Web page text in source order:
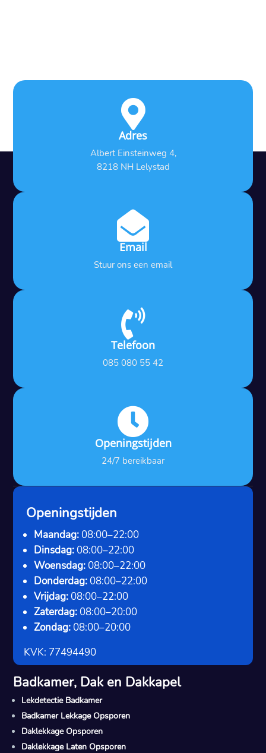

Adres
Albert Einsteinweg 4,
8218 NH Lelystad

Email
Stuur ons een email

Telefoon
085 080 55 42

Openingstijden
24/7 bereikbaar
Openingstijden
Maandag: 08:00–22:00
Dinsdag: 08:00–22:00
Woensdag: 08:00–22:00
Donderdag: 08:00–22:00
Vrijdag: 08:00–22:00
Zaterdag: 08:00–20:00
Zondag: 08:00–20:00
KVK: 77494490
Badkamer, Dak en Dakkapel
Lekdetectie Badkamer
Badkamer Lekkage Opsporen
Daklekkage Opsporen
Daklekkage Laten Opsporen